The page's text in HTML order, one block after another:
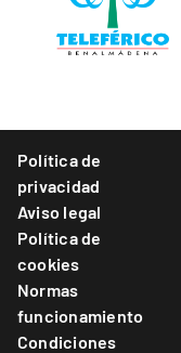
Política de
privacidad
Aviso legal
Política de
cookies
Normas
funcionamiento
Condiciones